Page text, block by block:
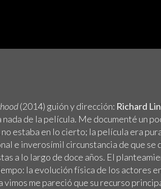
(2014) guión y dirección: Richard
de la película. Me documenté un
estaba en lo cierto; la película era
e inverosímil circunstancia de que se
a lo largo de doce años. El
la evolución física de los actores
vimos me pareció que su recurso